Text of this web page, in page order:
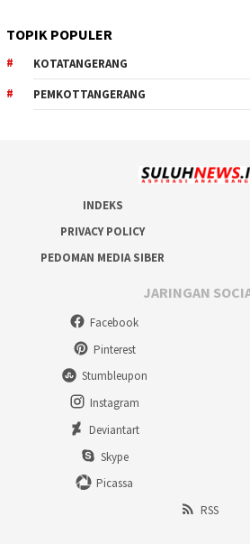
TOPIK POPULER
KOTATANGERANG
PEMKOTTANGERANG
INDEKS
PRIVACY POLICY
PEDOMAN MEDIA SIBER
JARINGAN
Facebook
Pinterest
Stumbleupon
Instagram
Deviantart
Skype
Picassa
RSS